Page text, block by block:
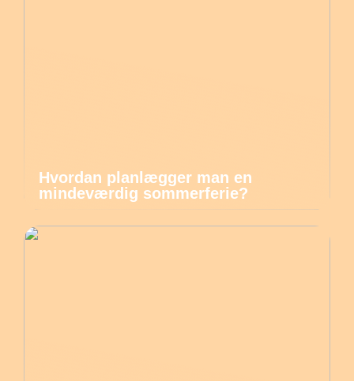
Hvordan planlægger man en
mindeværdig sommerferie?